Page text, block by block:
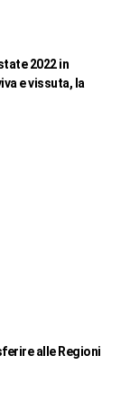
2022 in
e vissuta, la
alle Regioni